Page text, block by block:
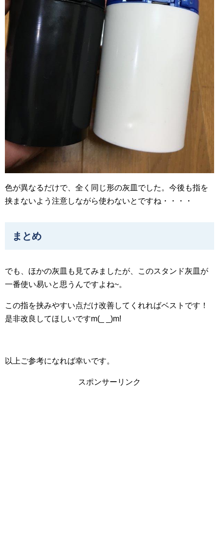
色が異なるだけで、全く同じ形の灰皿でした。今後も指を
挟まないよう注意しながら使わないとですね・・・・
まとめ
でも、ほかの灰皿も見てみましたが、このスタンド灰皿が
一番使い易いと思うんですよね~。
この指を挟みやすい点だけ改善してくれればベストです！
是非改良してほしいですm(_ _)m!
以上ご参考になれば幸いです。
スポンサーリンク